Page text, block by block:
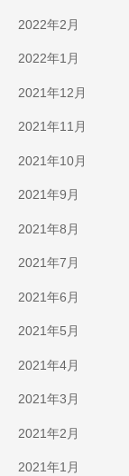
2022年2月
2022年1月
2021年12月
2021年11月
2021年10月
2021年9月
2021年8月
2021年7月
2021年6月
2021年5月
2021年4月
2021年3月
2021年2月
2021年1月